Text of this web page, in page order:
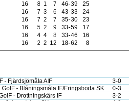
16 8 1 7 46-39
25
16 7 3 6 43-33
24
16 7 2 7 35-30
23
16 5 2 9 33-59
17
16 4 4 8 33-46
16
16 2 2 12 18-62 8
- Fjärdsjömåla AIF
3-0
GoIF - Blåningsmåla IF/Eringsboda SK
0-3
- Drottningskärs IF
3-2